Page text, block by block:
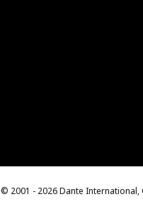
© 2001 - 2026 Dante International,